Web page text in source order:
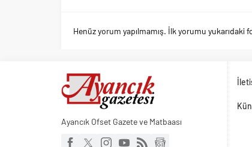
Henüz yorum yapılmamış. İlk yorumu yukarıdaki
Ayancık Ofset Gazete ve Matbaası